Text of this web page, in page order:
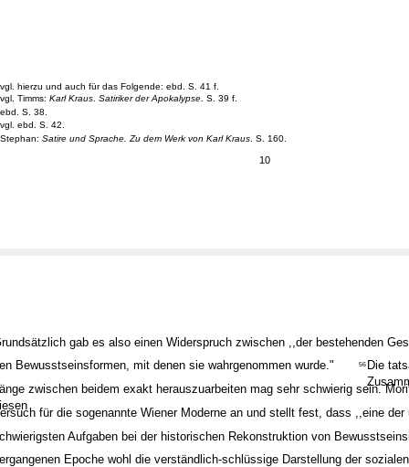
10
vgl. hierzu und auch für das Folgende: ebd. S. 41 f.
vgl. Timms:Karl Kraus.Satiriker der Apokalypse. S. 39 f.
ebd.
S. 38.
vgl. ebd. S. 42.
Stephan:Satire und Sprache. Zu dem Werk von Karl Kraus . S. 160.
gab es also einen Widerspruch zwischen ,,der bestehenden
Bewusstseinsformen, mit denen sie wahrgenommen wurde."
56 Die
zwischen beidem exakt herauszuarbeiten mag sehr schwierig sein.
für die sogenannte Wiener Moderne an und stellt fest, dass ,,eine der
Aufgaben bei der historischen Rekonstruktion von
Epoche wohl die verständlich-schlüssige Darstellung der